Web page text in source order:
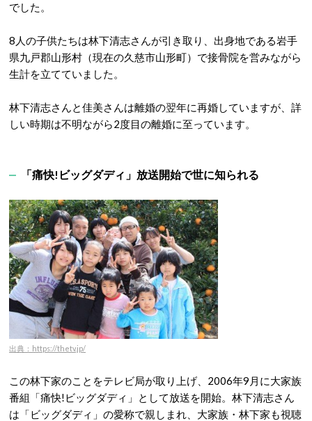
でした。
8人の子供たちは林下清志さんが引き取り、出身地である岩手
県九戸郡山形村（現在の久慈市山形町）で接骨院を営みながら
生計を立てていました。
林下清志さんと佳美さんは離婚の翌年に再婚していますが、詳
しい時期は不明ながら2度目の離婚に至っています。
「痛快!ビッグダディ」放送開始で世に知られる
出典：https://thetv.jp/
この林下家のことをテレビ局が取り上げ、2006年9月に大家族
番組「痛快!ビッグダディ」として放送を開始。林下清志さん
は「ビッグダディ」の愛称で親しまれ、大家族・林下家も視聴